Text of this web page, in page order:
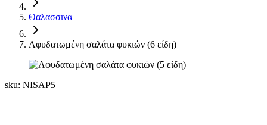
Θαλασσινα
Αφυδατωμένη σαλάτα φυκιών (6 είδη)
sku: NISAP5